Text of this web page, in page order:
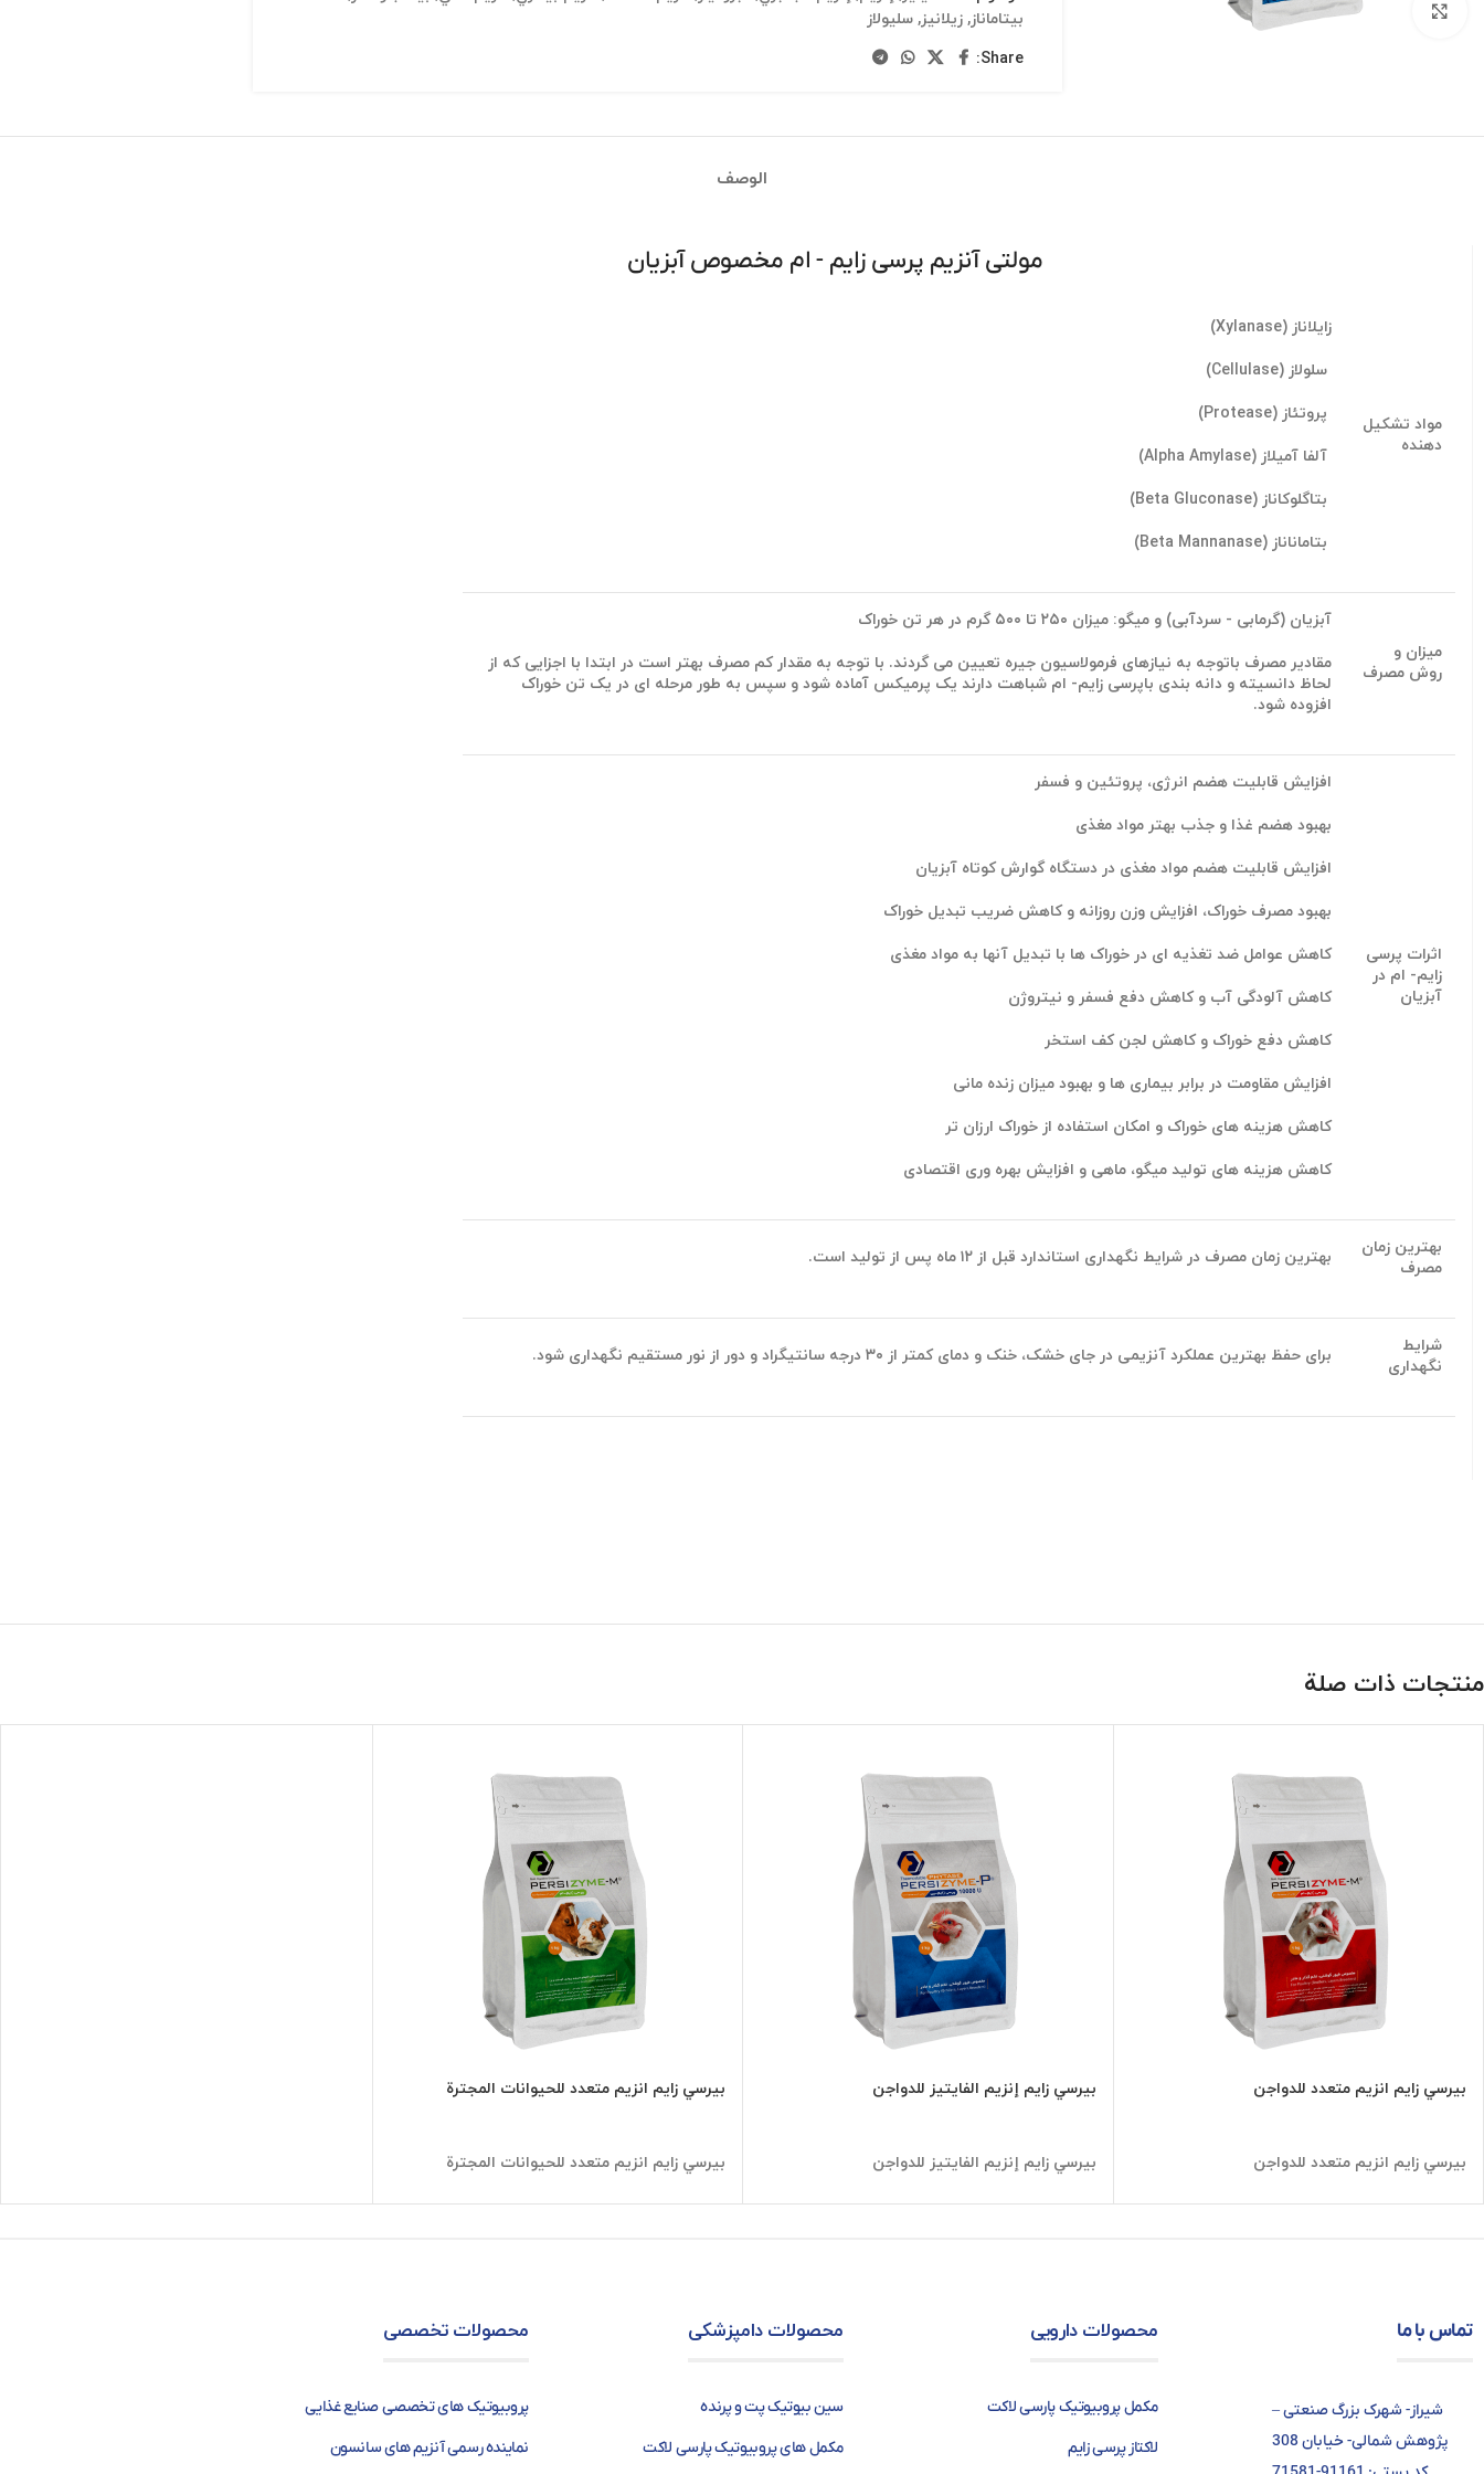
Click to enlarge
بيتاماناز, زيلانيز, سليولاز
Share:
الوصف
مولتی آنزیم پرسی زایم - ام مخصوص آبزیان
مواد تشکیل
دهنده
زایلاناز (Xylanase)
سلولاز (Cellulase)
پروتئاز (Protease)
آلفا آمیلاز (Alpha Amylase)
بتاگلوکاناز (Beta Gluconase)
بتاماناناز (Beta Mannanase)
میزان و
روش مصرف
آبزیان (گرمابی - سردآبی) و میگو: میزان ۲۵۰ تا ۵۰۰ گرم در هر تن خوراک
مقادير مصرف باتوجه به نیازهای فرمولاسیون جیره تعیین می گردند. با توجه به مقدار کم مصرف بهتر است در ابتدا با اجزایی که از
لحاظ دانسیته و دانه بندی باپرسی زایم- ام شباهت دارند یک پرمیکس آماده شود و سپس به طور مرحله ای در یک تن خوراک
افزوده شود.
اثرات پرسی
زایم- ام در
آبزیان
افزایش قابلیت هضم انرژی، پروتئین و فسفر
بهبود هضم غذا و جذب بهتر مواد مغذی
افزایش قابلیت هضم مواد مغذی در دستگاه گوارش کوتاه آبزیان
بهبود مصرف خوراک، افزایش وزن روزانه و کاهش ضریب تبدیل خوراک
کاهش عوامل ضد تغذیه ای در خوراک ها با تبدیل آنها به مواد مغذی
کاهش آلودگی آب و کاهش دفع فسفر و نیتروژن
کاهش دفع خوراک و کاهش لجن کف استخر
افزایش مقاومت در برابر بیماری ها و بهبود میزان زنده مانی
کاهش هزینه های خوراک و امکان استفاده از خوراک ارزان تر
کاهش هزینه های تولید میگو، ماهی و افزایش بهره وری اقتصادی
بهترین زمان
مصرف
بهترین زمان مصرف در شرایط نگهداری استاندارد قبل از ۱۲ ماه پس از تولید است.
شرایط
نگهداری
برای حفظ بهترین عملکرد آنزیمی در جای خشک، خنک و دمای کمتر از ۳۰ درجه سانتیگراد و دور از نور مستقیم نگهداری شود.
منتجات ذات صلة
بيرسي زایم انزيم متعدد للدواجن
بيرسي زایم انزيم متعدد للدواجن
بيرسي زایم إنزيم الفايتيز للدواجن
بيرسي زایم إنزيم الفايتيز للدواجن
بيرسي زایم انزيم متعدد للحيوانات المجترة
بيرسي زایم انزيم متعدد للحيوانات المجترة
تماس با ما
شیراز- شهرک بزرگ صنعتی –
پژوهش شمالی- خیابان 308
محصولات دارویی
مکمل پروبیوتیک پارسی لاکت
لاکتاز پرسی زایم
محصولات دامپزشکی
سین بیوتیک پت و پرنده
مکمل های پروبیوتیک پارسی لاکت
محصولات تخصصی
پروبیوتیک های تخصصی صنایع غذایی
نماینده رسمی آنزیم های سانسون